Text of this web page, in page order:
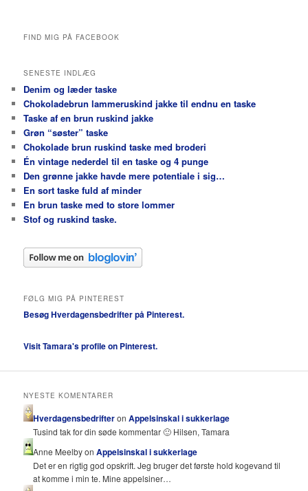
FIND MIG PÅ FACEBOOK
SENESTE INDLÆG
Denim og læder taske
Chokoladebrun lammeruskind jakke til endnu en taske
Taske af en brun ruskind jakke
Grøn “søster” taske
Chokolade brun ruskind taske med broderi
Én vintage nederdel til en taske og 4 punge
Den grønne jakke havde mere potentiale i sig…
En sort taske fuld af minder
En brun taske med to store lommer
Stof og ruskind taske.
FØLG MIG PÅ PINTEREST
Besøg Hverdagensbedrifter på Pinterest.
Visit Tamara's profile on Pinterest.
NYESTE KOMENTARER
HverdagensbedrifteronAppelsinskal i sukkerlage
Tusind tak for din søde kommentar 🙂 Hilsen, Tamara
Anne Meelby onAppelsinskal i sukkerlage
Det er en rigtig god opskrift. Jeg bruger det første hold kogevand til
at komme i min te. Mine appelsiner…